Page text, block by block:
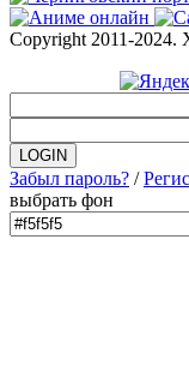
Copyright 2011-2024.
Забыл пароль? /
выбрать фон